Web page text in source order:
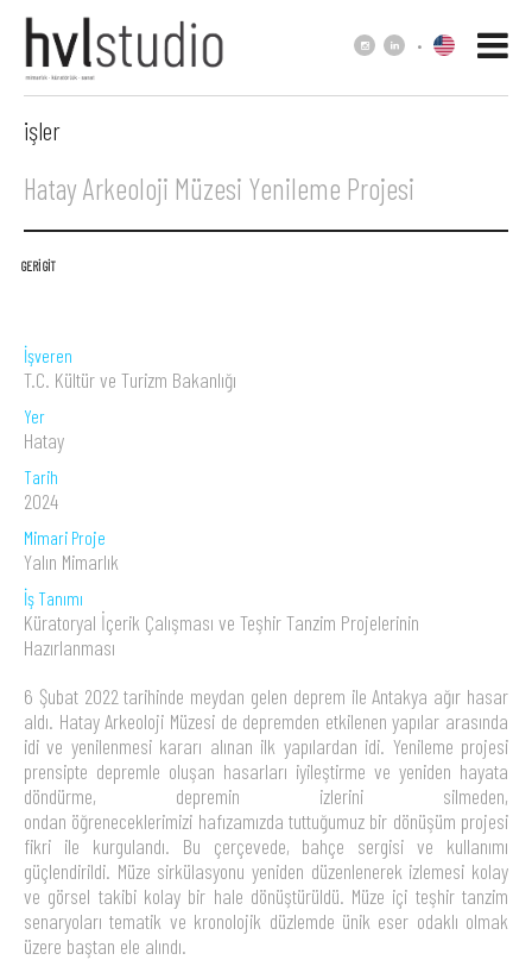
.
işler
Hatay Arkeoloji Müzesi Yenileme Projesi
GERİ GİT
İşveren
T.C. Kültür ve Turizm Bakanlığı
Yer
Hatay
Tarih
2024
Mimari Proje
Yalın Mimarlık
İş Tanımı
Küratoryal İçerik Çalışması ve Teşhir Tanzim Projelerinin
Hazırlanması
6 Şubat 2022 tarihinde meydan gelen deprem ile Antakya ağır hasar
aldı. Hatay Arkeoloji Müzesi de depremden etkilenen yapılar arasında
idi ve yenilenmesi kararı alınan ilk yapılardan idi. Yenileme projesi
prensipte depremle oluşan hasarları iyileştirme ve yeniden hayata
döndürme, depremin izlerini silmeden,
ondan öğreneceklerimizi hafızamızda tuttuğumuz bir dönüşüm projesi
fikri ile kurgulandı. Bu çerçevede, bahçe sergisi ve kullanımı
güçlendirildi. Müze sirkülasyonu yeniden düzenlenerek izlemesi kolay
ve görsel takibi kolay bir hale dönüştürüldü. Müze içi teşhir tanzim
senaryoları tematik ve kronolojik düzlemde ünik eser odaklı olmak
üzere baştan ele alındı.